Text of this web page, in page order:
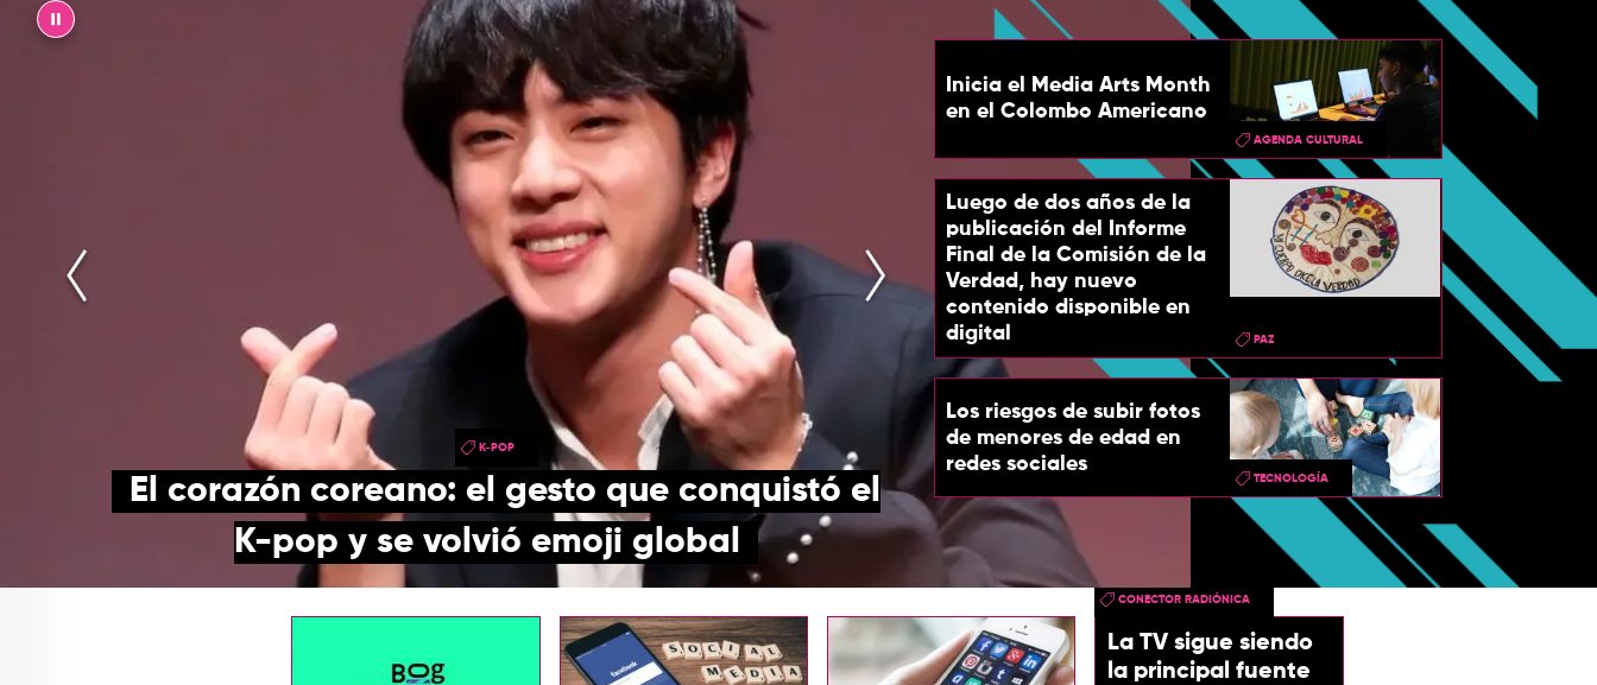
K-POP
El corazón coreano: el gesto que conquistó el
K-pop y se volvió emoji global
Todo lo que
Nacional de
||
Inicia el Media Arts Month
en el Colombo Americano
AGENDA CULTURAL
Luego de dos años de la
publicación del Informe
Final de la Comisión de la
Verdad, hay nuevo
contenido disponible en
digital
PAZ
Los riesgos de subir fotos
de menores de edad en
redes sociales
TECNOLOGÍA
La TV sigue siendo
la principal fuente
CONECTOR RADIÓNICA